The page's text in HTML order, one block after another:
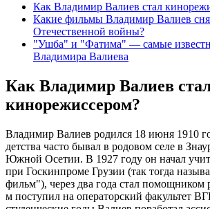
Как Владимир Валиев стал
Какие фильмы Владимир Валиев
Отечественной войны?
"Ушба" и "Фатима" — самые
Владимира Валиева
Как Владимир Валиев
кинорежиссером?
Владимир Валиев родился 18 июня 1910
детства часто бывал в родовом селе в
Южной Осетии. В 1927 году он начал
при Госкинпроме Грузии (так тогда
фильм"), через два года стал помощником
м поступил на операторский факультет